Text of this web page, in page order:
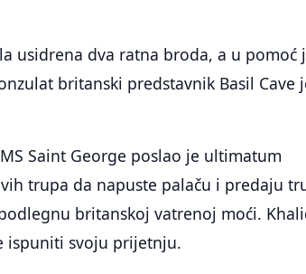
usidrena dva ratna broda, a u pomoć
britanski predstavnik Basil Cave
Saint George poslao je ultimatum
trupa da napuste palaču i predaju
britanskoj vatrenoj moći.
ispuniti svoju prijetnju.